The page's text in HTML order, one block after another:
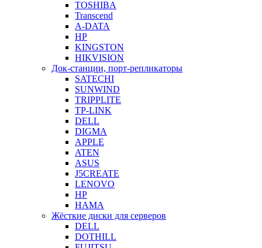
TOSHIBA
Transcend
A-DATA
HP
KINGSTON
HIKVISION
Док-станции, порт-репликаторы
SATECHI
SUNWIND
TRIPPLITE
TP-LINK
DELL
DIGMA
APPLE
ATEN
ASUS
J5CREATE
LENOVO
HP
HAMA
Жёсткие диски для серверов
DELL
DOTHILL